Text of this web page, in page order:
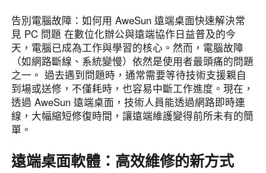
English
Philippines
English
Singapore
English
Indonesia
English
Қазақстан
Русский
Узбекистан
Русский
Кыргызстан
Русский
Europe
告別電腦故障：如何用 AweSun 遠端桌面快速解決常
見 PC 問題 在數位化辦公與遠端協作日益普及的今
天，電腦已成為工作與學習的核心。然而，電腦故障
（如網路斷線、系統變慢）依然是使用者最頭痛的問題
之一。 過去遇到問題時，通常需要等待技術支援親自
到場或送修，不僅耗時，也容易中斷工作進度。現在，
透過 AweSun 遠端桌面，技術人員能透過網路即時連
線，大幅縮短修復時間，讓遠端維護變得前所未有的簡
單。
遠端桌面軟體：高效維修的新方式